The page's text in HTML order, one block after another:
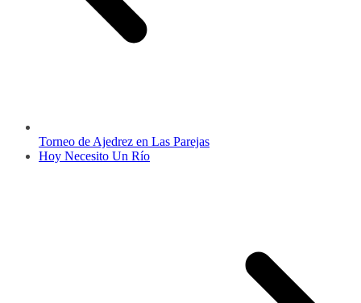
Torneo de Ajedrez en Las Parejas
Hoy Necesito Un Río